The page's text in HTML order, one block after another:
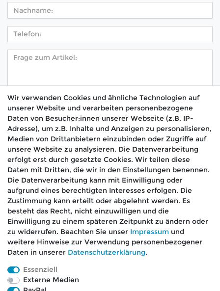
Hiermit bestätige ich, dass ich dieDaten­schutz­
erklärung gelesen habe. *
Absenden
🚚 Schneller Versand
📦 Kostenloser Versand ab 75 €
📞 Kostenlose Beratung per Telefon &
WhatsApp
Impressum
Wir verwenden Cookies und ähnliche Technologien auf
unserer Website und verarbeiten personenbezogene
Daten von Besucher:innen unserer Webseite (z.B. IP-
Adresse), um z.B. Inhalte und Anzeigen zu personalisieren,
Medien von Drittanbietern einzubinden oder Zugriffe auf
unsere Website zu analysieren. Die Datenverarbeitung
erfolgt erst durch gesetzte Cookies. Wir teilen diese
Daten mit Dritten, die wir in den Einstellungen benennen.
Die Datenverarbeitung kann mit Einwilligung oder
aufgrund eines berechtigten Interesses erfolgen. Die
Zustimmung kann erteilt oder abgelehnt werden. Es
besteht das Recht, nicht einzuwilligen und die
Einwilligung zu einem späteren Zeitpunkt zu ändern oder
zu widerrufen. Beachten Sie unser Impressum und
weitere Hinweise zur Verwendung personenbezogener
Daten in unserer Daten­schutz­erklärung.
Essenziell
Externe Medien